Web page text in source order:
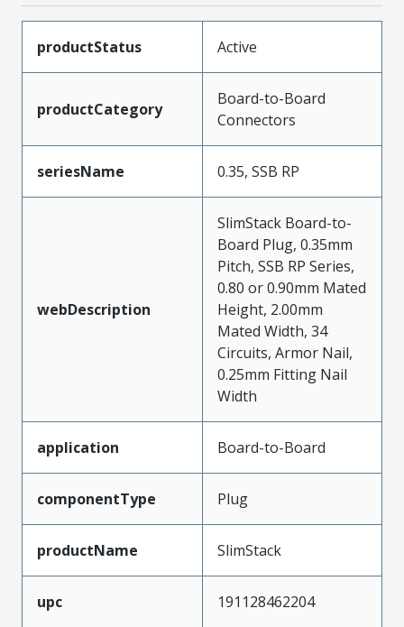
productStatus Active
productCategory
Board-to-Board
Connectors
seriesName 0.35, SSB RP
webDescription
SlimStack Board-to-
Board Plug, 0.35mm
Pitch, SSB RP Series,
0.80 or 0.90mm Mated
Height, 2.00mm
Mated Width, 34
Circuits, Armor Nail,
0.25mm Fitting Nail
Width
application Board-to-Board
componentType Plug
productName SlimStack
upc 191128462204